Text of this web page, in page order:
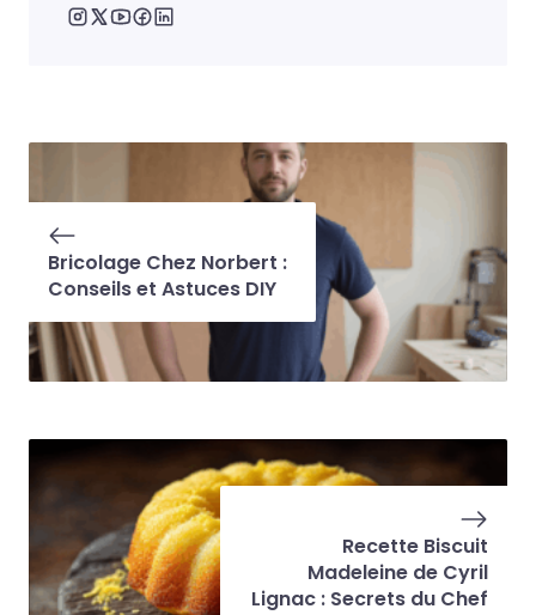
Bricolage Chez Norbert :
Conseils et Astuces DIY
Recette Biscuit
Madeleine de Cyril
Lignac : Secrets du Chef